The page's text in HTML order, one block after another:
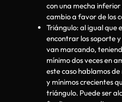
con una mecha
cambio a favor de los
Triángulo: al igual que
encontrar los soporte
van marcando,
mínimo dos veces en
este caso hablamos
y mínimos crecientes
triángulo. Puede ser